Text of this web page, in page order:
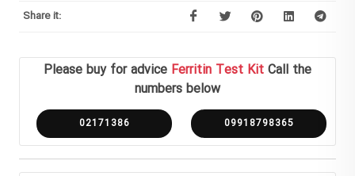
Share it:
Please buy for advice Ferritin Test Kit Call the
numbers below
02171386 09918798365